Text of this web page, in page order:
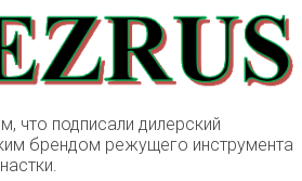
что подписали дилерский
брендом режущего инструмента